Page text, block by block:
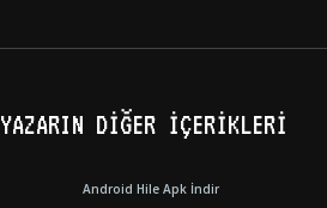
YAZARIN DIĞER İÇERIKLERI
Android Hile Apk İndir